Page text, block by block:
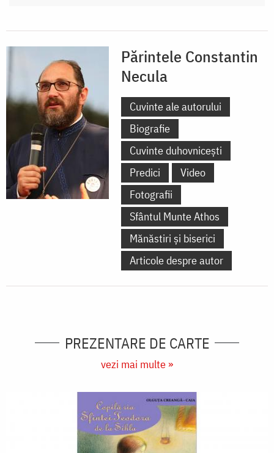
Părintele Constantin
Necula
Cuvinte ale autorului
Biografie
Cuvinte duhovnicești
Predici
Video
Fotografii
Sfântul Munte Athos
Mănăstiri și biserici
Articole despre autor
PREZENTARE DE CARTE
vezi mai multe »